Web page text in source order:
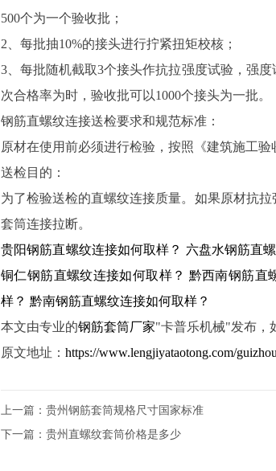
500个为一个验收批；
2、每批抽10%的接头进行拧紧扭矩校核；
3、每批随机截取3个接头作抗拉强度试验，强
次合格率为时，验收批可以1000个接头为一批。
钢筋直螺纹连接送检要求和规范标准：
原材在使用前必须进行检验，按照《建筑施工验
送检目的：
为了检验送检的直螺纹连接质量。如果原材抗
套筒连接拉断。
贵阳钢筋直螺纹连接如何取样？ 六盘水钢筋直
铜仁钢筋直螺纹连接如何取样？ 黔西南钢筋直
样？ 黔南钢筋直螺纹连接如何取样？
本文由专业的钢筋套筒厂家"卡普乐机械"发布，
原文地址： https://www.lengjiyataotong.com/
上一篇： 贵州钢筋套筒规格尺寸国家标准
下一篇： 贵州直螺纹套筒价格是多少